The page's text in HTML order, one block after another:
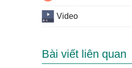
Video
Bài viết liên quan